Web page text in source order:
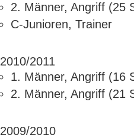
2. Männer, Angriff (25
C-Junioren, Trainer
2010/2011
1. Männer, Angriff (16
2. Männer, Angriff (21
2009/2010